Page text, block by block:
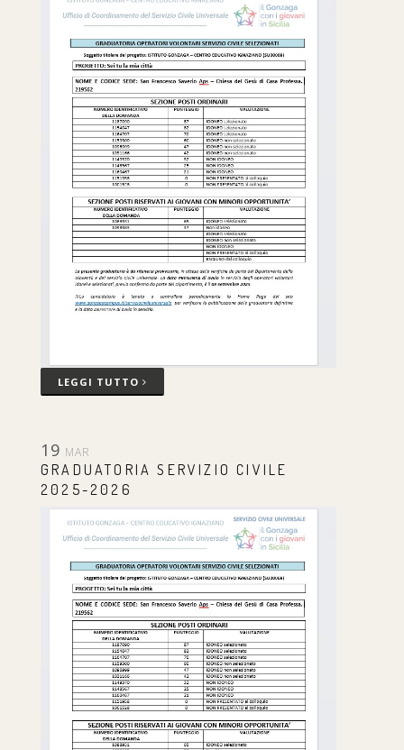
LEGGI TUTTO
19 MAR
GRADUATORIA SERVIZIO CIVILE
2025-2026